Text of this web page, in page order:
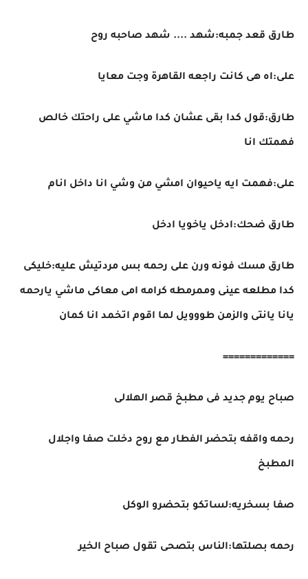
طارق قعد جمبه:شهد .... شهد صاحبه روح
على:اه هى كانت راجعه القاهرة وجت معايا
طارق:قول كدا بقى عشان كدا ماشي على راحتك خالص
فهمتك انا
على:فهمت ايه ياحيوان امشي من وشي انا داخل انام
طارق ضحك:ادخل ياخويا ادخل
طارق مسك فونه ورن على رحمه بس مردتيش عليه:خليكى
كدا مطلعه عينى وممرمطه كرامه امى معاكى ماشي يارحمه
يانا يانتى والزمن طووويل لما اقوم اتخمد انا كمان
=============
صباح يوم جديد فى مطبخ قصر الهلالى
رحمه واقفه بتحضر الفطار مع روح دخلت صفا واجلال
المطبخ
صفا بسخريه:لساتكو بتحضرو الوكل
رحمه بصلتها:الناس بتصحى تقول صباح الخير